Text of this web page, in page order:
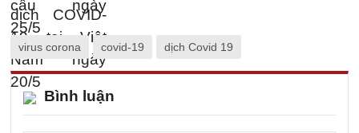
virus corona covid-19 dịch Covid 19
Bình luận